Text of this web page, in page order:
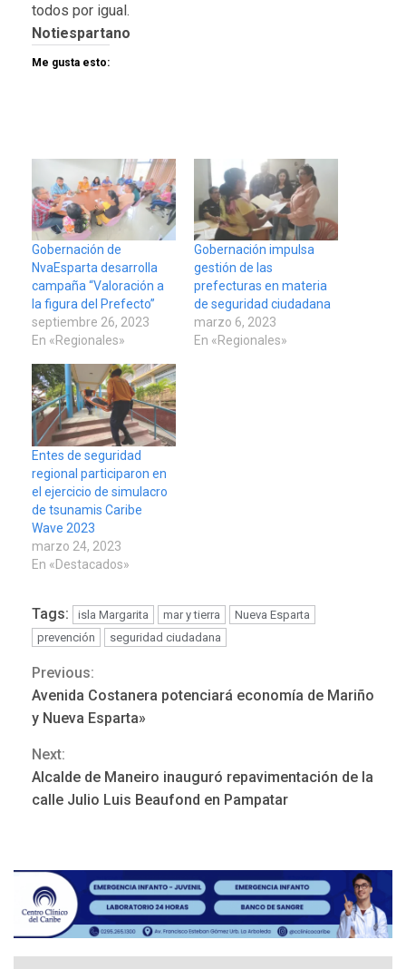
todos por igual.
Notiespartano
Me gusta esto:
Gobernación de
NvaEsparta desarrolla
campaña “Valoración a
la figura del Prefecto”
septiembre 26, 2023
En «Regionales»
Gobernación impulsa
gestión de las
prefecturas en materia
de seguridad ciudadana
marzo 6, 2023
En «Regionales»
Entes de seguridad
regional participaron en
el ejercicio de simulacro
de tsunamis Caribe
Wave 2023
marzo 24, 2023
En «Destacados»
Tags: isla Margarita mar y tierra
Nueva Esparta
prevención
seguridad ciudadana
Continue
Reading
Previous:
Avenida Costanera potenciará economía de Mariño
y Nueva Esparta»
Next:
Alcalde de Maneiro inauguró repavimentación de la
calle Julio Luis Beaufond en Pampatar
REGIONALES ÚLTIMA HORA
Mariño fortalece capacidad
operativa con flota
gestión
REGIONALES ÚLTIMA HORA
Reparan hundimiento de la
«Juan Bautista Arismendi» a